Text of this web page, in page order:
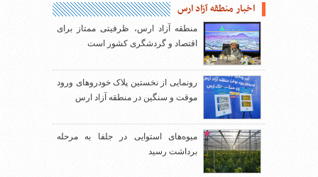
اخبار منطقه آزاد ارس
منطقه آزاد ارس، ظرفیتی ممتاز برای
اقتصاد و گردشگری کشور است
رونمایی از نخستین پلاک خودروهای ورود
موقت و سنگین در منطقه آزاد ارس
میوه‌های استوایی در جلفا به مرحله
برداشت رسید